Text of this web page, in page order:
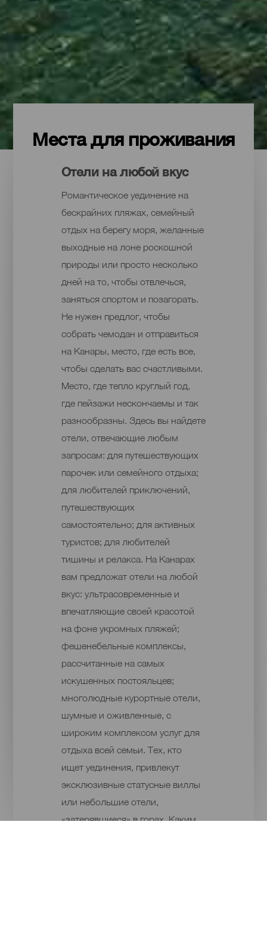
Места для проживания
Отели на любой вкус
Романтическое уединение на
бескрайних пляжах, семейный
отдых на берегу моря, желанные
выходные на лоне роскошной
природы или просто несколько
дней на то, чтобы отвлечься,
заняться спортом и позагорать.
Не нужен предлог, чтобы
собрать чемодан и отправиться
на Канары, место, где есть все,
чтобы сделать вас счастливыми.
Место, где тепло круглый год,
где пейзажи нескончаемы и так
разнообразны. Здесь вы найдете
отели, отвечающие любым
запросам: для путешествующих
парочек или семейного отдыха;
для любителей приключений,
путешествующих
самостоятельно; для активных
туристов; для любителей
тишины и релакса. На Канарах
вам предложат отели на любой
вкус: ультрасовременные и
впечатляющие своей красотой
на фоне укромных пляжей;
фешенебельные комплексы,
рассчитанные на самых
искушенных постояльцев;
многолюдные курортные отели,
шумные и оживленные, с
широким комплексом услуг для
отдыха всей семьи. Тех, кто
ищет уединения, привлекут
эксклюзивные статусные виллы
или небольшие отели,
«затерявшиеся» в горах. Каким